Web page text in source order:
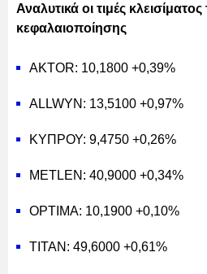
Αναλυτικά οι τιμές
κεφαλαιοποίησης
AKTOR: 10,1800 +0,39%
ALLWYN: 13,5100 +0,97%
ΚΥΠΡΟΥ: 9,4750 +0,26%
METLEN: 40,9000 +0,34%
OPTIMA: 10,1900 +0,10%
ΤΙΤΑΝ: 49,6000 +0,61%